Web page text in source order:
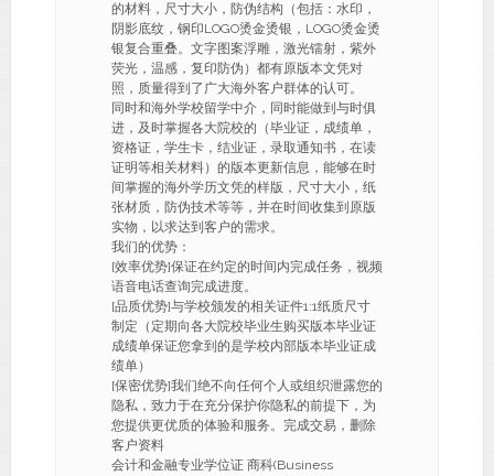
的材料，尺寸大小，防伪结构（包括：水印，
阴影底纹，钢印LOGO烫金烫银，LOGO烫金烫
银复合重叠。文字图案浮雕，激光镭射，紫外
荧光，温感，复印防伪）都有原版本文凭对
照，质量得到了广大海外客户群体的认可。
同时和海外学校留学中介，同时能做到与时俱
进，及时掌握各大院校的（毕业证，成绩单，
资格证，学生卡，结业证，录取通知书，在读
证明等相关材料）的版本更新信息，能够在时
间掌握的海外学历文凭的样版，尺寸大小，纸
张材质，防伪技术等等，并在时间收集到原版
实物，以求达到客户的需求。
我们的优势：
[效率优势]保证在约定的时间内完成任务，视频
语音电话查询完成进度。
[品质优势]与学校颁发的相关证件1:1纸质尺寸
制定（定期向各大院校毕业生购买版本毕业证
成绩单保证您拿到的是学校内部版本毕业证成
绩单）
[保密优势]我们绝不向任何个人或组织泄露您的
隐私，致力于在充分保护你隐私的前提下，为
您提供更优质的体验和服务。完成交易，删除
客户资料
会计和金融专业学位证 商科(Business